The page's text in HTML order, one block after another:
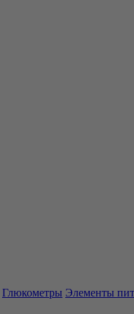
Глюкометры Элементы